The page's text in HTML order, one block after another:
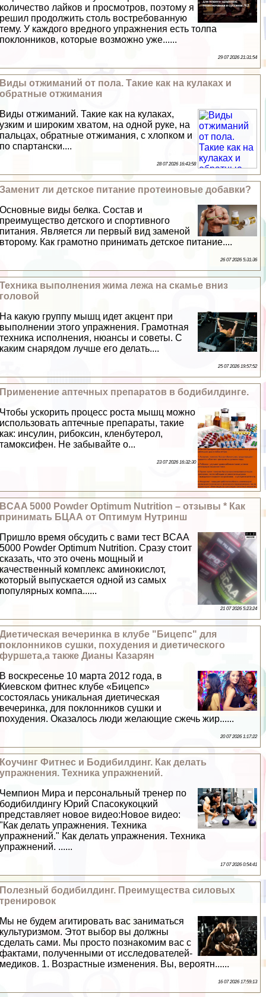
количество лайков и просмотров, поэтому я
решил продолжить столь востребованную
тему. У каждого вредного упражнения есть толпа
поклонников, которые возможно уже......
29 07 2026 21:31:54
Виды отжиманий от пола. Такие как на кулаках и
обратные отжимания
Виды отжиманий. Такие как на кулаках,
узким и широким хватом, на одной руке, на
пальцах, обратные отжимания, с хлопком и
по спартански....
28 07 2026 16:43:58
Заменит ли детское питание протеиновые добавки?
Основные виды белка. Состав и
преимущество детского и спортивного
питания. Является ли первый вид заменой
второму. Как грамотно принимать детское питание....
26 07 2026 5:31:36
Техника выполнения жима лежа на скамье вниз
головой
На какую группу мышц идет акцент при
выполнении этого упражнения. Грамотная
техника исполнения, нюансы и советы. С
каким снарядом лучше его делать....
25 07 2026 19:57:52
Применение аптечных препаратов в бодибилдинге.
Чтобы ускорить процесс роста мышц можно
использовать аптечные препараты, такие
как: инсулин, рибоксин, кленбутерол,
тамоксифен. Не забывайте о...
23 07 2026 16:32:30
BCAA 5000 Powder Optimum Nutrition – отзывы * Как
принимать БЦАА от Оптимум Нутринш
Пришло время обсудить с вами тест BCAA
5000 Powder Optimum Nutrition. Сразу стоит
сказать, что это очень мощный и
качественный комплекс аминокислот,
который выпускается одной из самых
популярных компа......
21 07 2026 5:23:24
Диетическая вечеринка в клубе "Бицепс" для
поклонников сушки, похудения и диетического
фуршета,а также Дианы Казарян
В воскресенье 10 марта 2012 года, в
Киевском фитнес клубе «Бицепс»
состоялась уникальная диетическая
вечеринка, для поклонников сушки и
похудения. Оказалось люди желающие сжечь жир......
20 07 2026 1:17:22
Коучинг Фитнес и Бодибилдинг. Как делать
упражнения. Техника упражнений.
Чемпион Мира и персональный тренер по
бодибилдингу Юрий Спасокукоцкий
представляет новое видео:Новое видео:
"Как делать упражнения. Техника
упражнений." Как делать упражнения. Техника
упражнений. ......
17 07 2026 0:54:41
Полезный бодибилдинг. Преимущества силовых
тренировок
Мы не будем агитировать вас заниматься
культуризмом. Этот выбор вы должны
сделать сами. Мы просто познакомим вас с
фактами, полученными от исследователей-
медиков. 1. Возрастные изменения. Вы, вероятн......
16 07 2026 17:59:13